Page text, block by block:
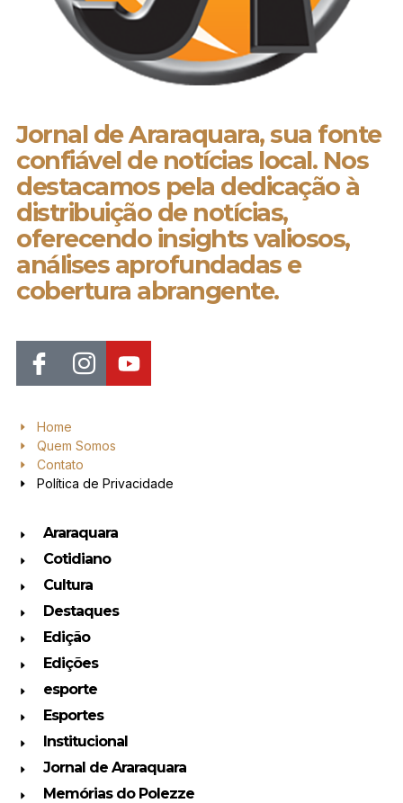
Jornal de Araraquara, sua fonte
confiável de notícias local. Nos
destacamos pela dedicação à
distribuição de notícias,
oferecendo insights valiosos,
análises aprofundadas e
cobertura abrangente.
Home
Quem Somos
Contato
Política de Privacidade
Araraquara
Cotidiano
Cultura
Destaques
Edição
Edições
esporte
Esportes
Institucional
Jornal de Araraquara
Memórias do Polezze